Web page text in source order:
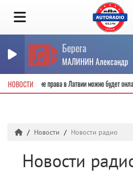
Берега
МАЛИНИН Александр
НОВОСТИ
водительские права в Латвии можно будет
Новости Новости радио
Новости